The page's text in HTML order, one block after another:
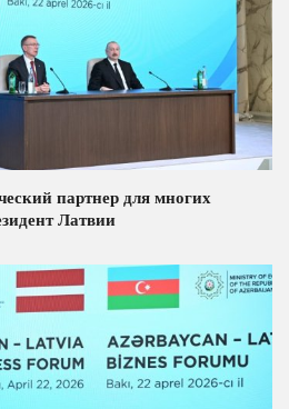
партнер для многих
Латвии